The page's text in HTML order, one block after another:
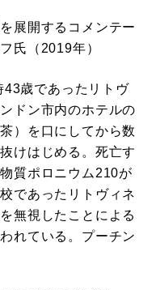
展開するコメンテー
氏（2019年）
歳であったリトヴ
ドン市内のホテルの
）を口にしてから数
けはじめる。死亡す
質ポロニウム210が
であったリトヴィネ
無視したことによる
れている。プーチン